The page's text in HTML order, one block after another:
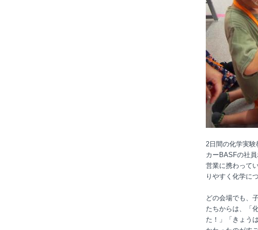
2 日間の化学実
カー BASFの社
営業に携わって
りやすく化学に
どの会場でも、
たちからは、「
た！」「きょう